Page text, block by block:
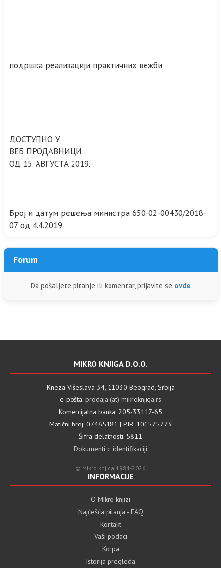
подршка реализацији практичних вежби
ДОСТУПНО У
ВЕБ ПРОДАВНИЦИ
ОД 15. АВГУСТА 2019.
Број и датум решења министра 650-02-00430/2018-
07 од 4.4.2019.
Forum
Da pošaljete pitanje ili komentar, prijavite se ovde.
MIKRO KNJIGA D.O.O.
Kneza Višeslava 34, 11030 Beograd, Srbija
e-pošta: prodaja (at) mikroknjiga.rs
Komercijalna banka: 205-33117-65
Matični broj: 07465181 | PIB: 100575773
Šifra delatnosti: 5811
Dokumenti o identifikaciji
© Mikro knjiga 1984-2026
INFORMACIJE
O Mikro knjizi
Najčešća pitanja - FAQ
Kontakt
Vaši podaci
Korpa
Istorija pregleda